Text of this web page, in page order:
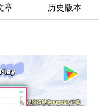
章 历史版本